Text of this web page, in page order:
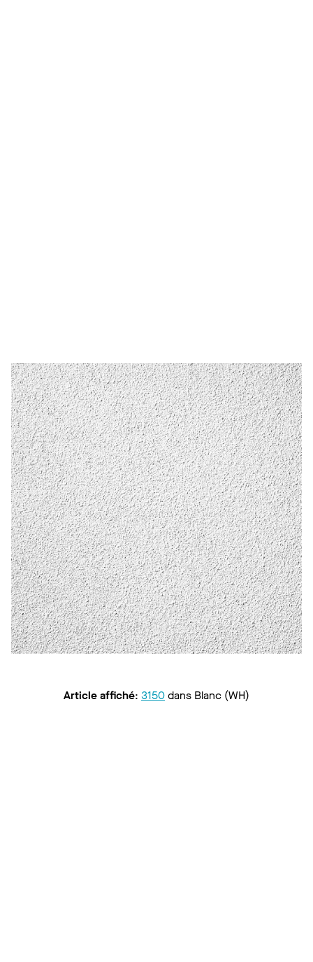
Article affiché: 3150dans Blanc (WH)